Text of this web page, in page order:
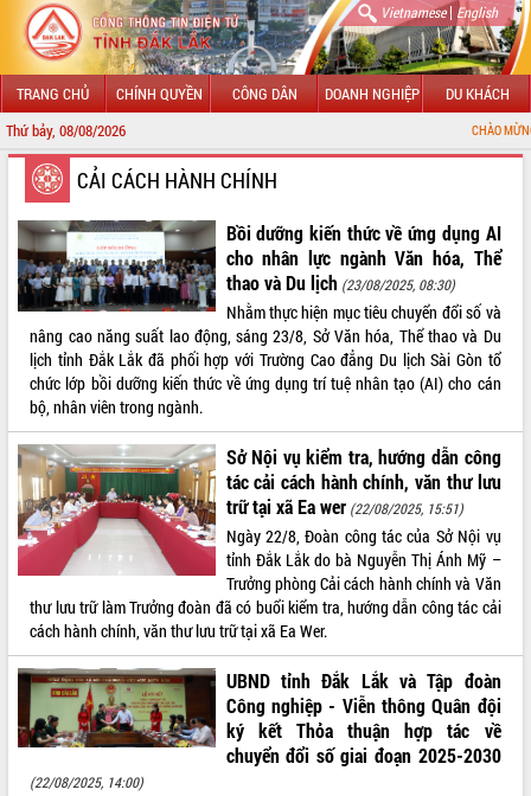
Vietnamese| English
TRANG CHỦ CHÍNH QUYỀN CÔNG DÂN DOANH NGHIỆP DU KHÁCH
Thứ bảy, 08/08/2026 CHÀO MỪNG ĐẾN VỚI CỔNG THÔNG TIN ĐIỆN
GIỚI THIỆU
LÃNH ĐẠO UBND TỈNH
TIN TỨC SỰ KIỆN
UBND CÁC XÃ, PHƯỜNG
THÔNG TIN CHỈ ĐẠO ĐIỀU HÀNH
HỆ THỐNG VĂN BẢN
VĂN BẢN HĐND TỈNH
ĐIỂM TIN VĂN BẢN
QUY HOẠCH - KẾ HOẠCH
LIÊN KẾT WEB
CẢI CÁCH HÀNH CHÍNH
Bồi dưỡng kiến thức về ứng dụng AI
cho nhân lực ngành Văn hóa, Thể
thao và Du lịch (23/08/2025, 08:30)
Nhằm thực hiện mục tiêu chuyển đổi số và
nâng cao năng suất lao động, sáng 23/8, Sở Văn hóa, Thể thao và Du
lịch tỉnh Đắk Lắk đã phối hợp với Trường Cao đẳng Du lịch Sài Gòn tổ
chức lớp bồi dưỡng kiến thức về ứng dụng trí tuệ nhân tạo (AI) cho cán
bộ, nhân viên trong ngành.
Sở Nội vụ kiểm tra, hướng dẫn công
tác cải cách hành chính, văn thư lưu
trữ tại xã Ea wer (22/08/2025, 15:51)
Ngày 22/8, Đoàn công tác của Sở Nội vụ
tỉnh Đắk Lắk do bà Nguyễn Thị Ánh Mỹ –
Trưởng phòng Cải cách hành chính và Văn
thư lưu trữ làm Trưởng đoàn đã có buổi kiểm tra, hướng dẫn công tác cải
cách hành chính, văn thư lưu trữ tại xã Ea Wer.
UBND tỉnh Đắk Lắk và Tập đoàn
Công nghiệp - Viễn thông Quân đội
ký kết Thỏa thuận hợp tác về
chuyển đổi số giai đoạn 2025-2030
(22/08/2025, 14:00)